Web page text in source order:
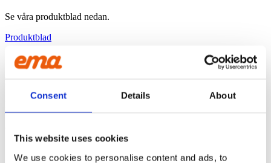
Consent Details About
This website uses cookies
We use cookies to personalise content and ads, to
Se våra produktblad nedan.
Produktblad
Sveriges kanske största skopsortiment med modeller från 50 till